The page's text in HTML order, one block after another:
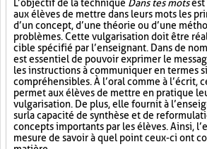
L’objectif de la technique Dans tes motsest
aux élèves de mettre dans leurs mots les
d’un concept, d’une théorie ou d’une
problèmes. Cette vulgarisation doit être
cible spécifié par l’enseignant. Dans de
est essentiel de pouvoir exprimer le
les instructions à communiquer en termes
compréhensibles. À l’oral comme à l’écrit,
permet aux élèves de mettre en pratique
vulgarisation. De plus, elle fournit à
sur la capacité de synthèse et de
concepts importants par les élèves. Ainsi,
mesure de savoir à quel point ceux-ci ont